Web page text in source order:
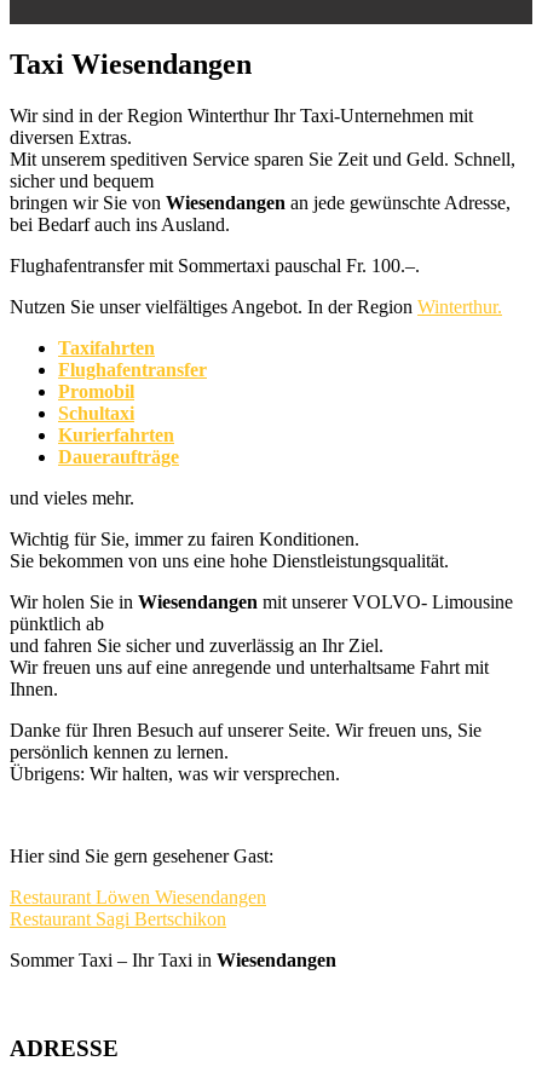
Taxi Wiesendangen
Wir sind in der Region Winterthur Ihr Taxi-Unternehmen mit
diversen Extras.
Mit unserem speditiven Service sparen Sie Zeit und Geld. Schnell,
sicher und bequem
bringen wir Sie von Wiesendangen an jede gewünschte Adresse,
bei Bedarf auch ins Ausland.
Flughafentransfer mit Sommertaxi pauschal Fr. 100.–.
Nutzen Sie unser vielfältiges Angebot. In der Region Winterthur.
Taxifahrten
Flughafentransfer
Promobil
Schultaxi
Kurierfahrten
Daueraufträge
und vieles mehr.
Wichtig für Sie, immer zu fairen Konditionen.
Sie bekommen von uns eine hohe Dienstleistungsqualität.
Wir holen Sie in Wiesendangen mit unserer VOLVO- Limousine
pünktlich ab
und fahren Sie sicher und zuverlässig an Ihr Ziel.
Wir freuen uns auf eine anregende und unterhaltsame Fahrt mit
Ihnen.
Danke für Ihren Besuch auf unserer Seite. Wir freuen uns, Sie
persönlich kennen zu lernen.
Übrigens: Wir halten, was wir versprechen.
Hier sind Sie gern gesehener Gast:
Restaurant Löwen Wiesendangen
Restaurant Sagi Bertschikon
Sommer Taxi – Ihr Taxi in Wiesendangen
Primary
ADRESSE